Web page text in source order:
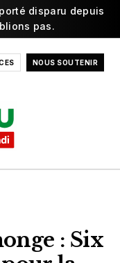
disparu depuis
pas.
NOUS SOUTENIR
: Six